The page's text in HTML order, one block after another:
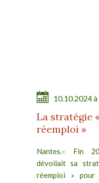
10.10.2024
La stratégie
réemploi »
Nantes.– Fin
dévoilait sa
réemploi »